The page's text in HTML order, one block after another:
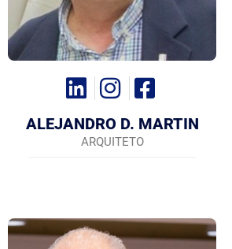
ALEJANDRO D. MARTIN
ARQUITETO